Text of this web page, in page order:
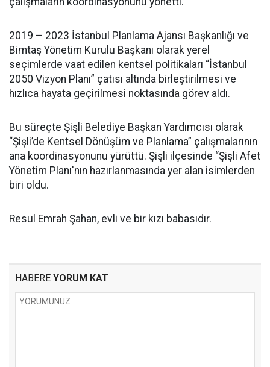
2019 – 2023 İstanbul Planlama Ajansı Başkanlığı ve
Bimtaş Yönetim Kurulu Başkanı olarak yerel
seçimlerde vaat edilen kentsel politikaları “İstanbul
2050 Vizyon Planı” çatısı altında birleştirilmesi ve
hızlıca hayata geçirilmesi noktasında görev aldı.
Bu süreçte Şişli Belediye Başkan Yardımcısı olarak
“Şişli’de Kentsel Dönüşüm ve Planlama” çalışmalarının
ana koordinasyonunu yürüttü. Şişli ilçesinde “Şişli Afet
Yönetim Planı'nın hazırlanmasında yer alan isimlerden
biri oldu.
Resul Emrah Şahan, evli ve bir kızı babasıdır.
HABERE YORUM KAT